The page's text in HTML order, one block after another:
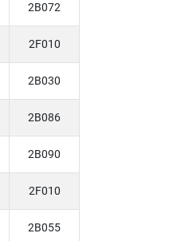
2B072
2F010
2B030
2B086
2B090
2F010
2B055